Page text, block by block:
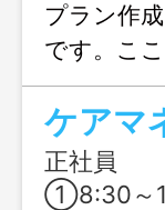
プラン作
です。こ
はなく、
が特長。
業所がフ
くで、落
ケアマ
正社員
①8:30～17:30